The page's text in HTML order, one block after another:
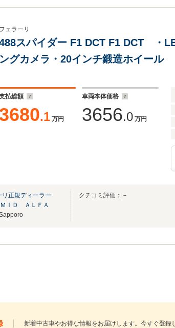
フェラーリ
スパイダー F1 DCT F1 DCT ・
ングカメラ・20インチ鍛造ホイール
払総額
3680.1 万円
車両本体価格
3656.0 万円
リ正規ディーラー
ＭＩＤ ＡＬＦＡ
クチコミ評価：－
新着中古車やお得な情報をお届けします。今すぐ登録